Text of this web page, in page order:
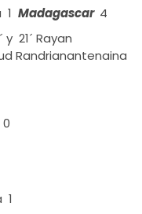
1Madagascar 4
21´ Rayan
Randrianantenaina
1